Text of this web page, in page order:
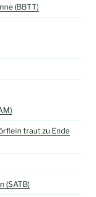
(BBTT)
traut zu Ende
(SATB)